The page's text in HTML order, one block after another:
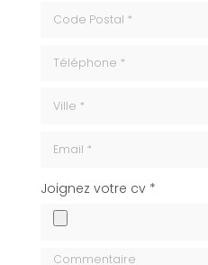
cv
Joignez votre cv *
Commentaire